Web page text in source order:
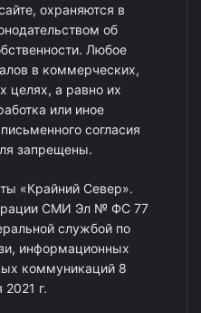
охраняются в
об
Любое
в коммерческих,
целях, а равно их
или иное
согласия
запрещены.
«Крайний Север».
СМИ Эл № ФС 77
службой по
информационных
коммуникаций 8
2021 г.